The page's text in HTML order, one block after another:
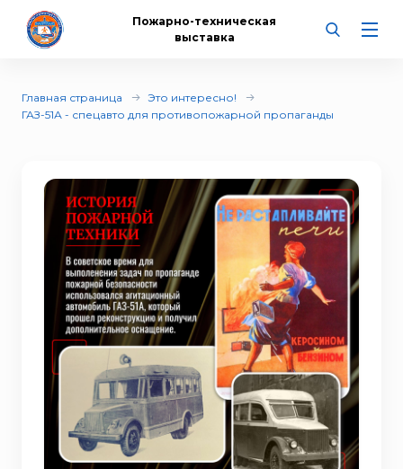
Пожарно-техническая
выставка
Главная страница
Это интересно!
ГАЗ-51А - спецавто для противопожарной пропаганды